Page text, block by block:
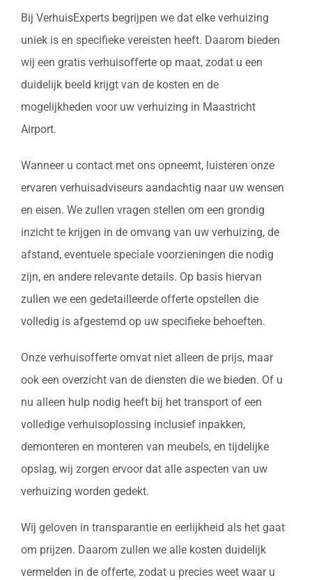
Bij VerhuisExperts begrijpen we dat elke verhuizing
uniek is en specifieke vereisten heeft. Daarom bieden
wij een gratis verhuisofferte op maat, zodat u een
duidelijk beeld krijgt van de kosten en de
mogelijkheden voor uw verhuizing in Maastricht
Airport.
Wanneer u contact met ons opneemt, luisteren onze
ervaren verhuisadviseurs aandachtig naar uw wensen
en eisen. We zullen vragen stellen om een grondig
inzicht te krijgen in de omvang van uw verhuizing, de
afstand, eventuele speciale voorzieningen die nodig
zijn, en andere relevante details. Op basis hiervan
zullen we een gedetailleerde offerte opstellen die
volledig is afgestemd op uw specifieke behoeften.
Onze verhuisofferte omvat niet alleen de prijs, maar
ook een overzicht van de diensten die we bieden. Of u
nu alleen hulp nodig heeft bij het transport of een
volledige verhuisoplossing inclusief inpakken,
demonteren en monteren van meubels, en tijdelijke
opslag, wij zorgen ervoor dat alle aspecten van uw
verhuizing worden gedekt.
Wij geloven in transparantie en eerlijkheid als het gaat
om prijzen. Daarom zullen we alle kosten duidelijk
vermelden in de offerte, zodat u precies weet waar u